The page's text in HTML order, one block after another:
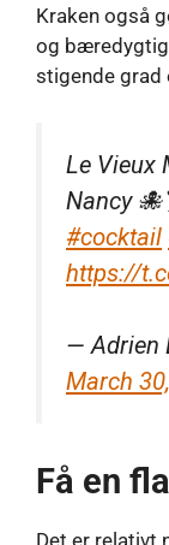
Kraken også
og
stigende grad
Le Vieux
Nancy
#cocktail
https://
— Adrien
March
Få en